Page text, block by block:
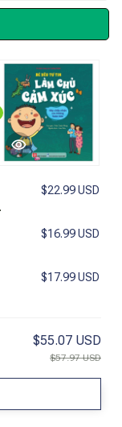
$22.99 USD
$16.99 USD
$17.99 USD
$55.07 USD
$57.97 USD